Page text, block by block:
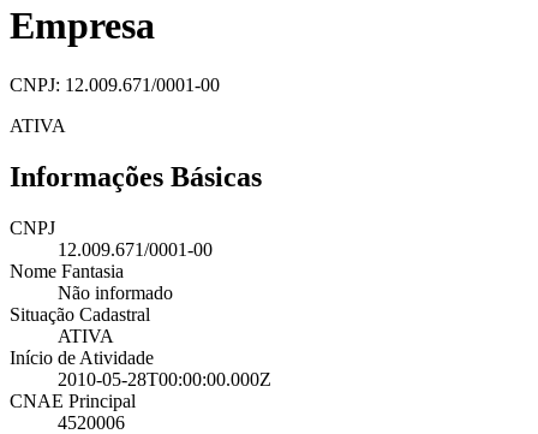
Empresa
CNPJ: 12.009.671/0001-00
ATIVA
Informações Básicas
CNPJ
12.009.671/0001-00
Nome Fantasia
Não informado
Situação Cadastral
ATIVA
Início de Atividade
2010-05-28T00:00:00.000Z
CNAE Principal
4520006